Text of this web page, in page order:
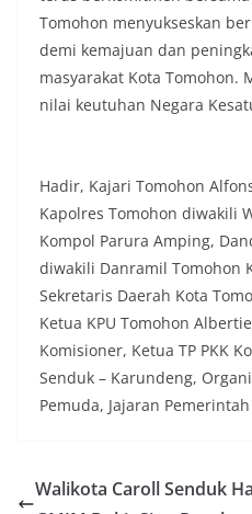
Tomohon menyukseskan
demi kemajuan dan
masyarakat Kota Tomohon.
nilai keutuhan Negara
Hadir, Kajari Tomohon
Kapolres Tomohon diwakili
Kompol Parura Amping,
diwakili Danramil Tomohon
Sekretaris Daerah Kota
Ketua KPU Tomohon
Komisioner, Ketua TP PKK
Senduk – Karundeng,
Pemuda, Jajaran
Walikota Caroll Senduk